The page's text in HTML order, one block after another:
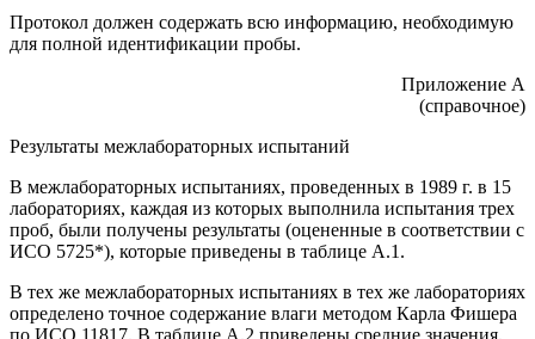
Протокол должен содержать всю информацию, необходимую
для полной идентификации пробы.
Приложение А
(справочное)
Результаты межлабораторных испытаний
В межлабораторных испытаниях, проведенных в 1989 г. в 15
лабораториях, каждая из которых выполнила испытания трех
проб, были получены результаты (оцененные в соответствии с
ИСО 5725*), которые приведены в таблице А.1.
В тех же межлабораторных испытаниях в тех же лабораториях
определено точное содержание влаги методом Карла Фишера
по ИСО 11817. В таблице А.2 приведены средние значения,